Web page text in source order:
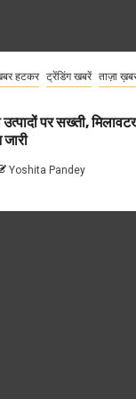
हटकर ट्रेंडिंग खबरें ताज़ा
पर सख्ती,
Yoshita Pandey